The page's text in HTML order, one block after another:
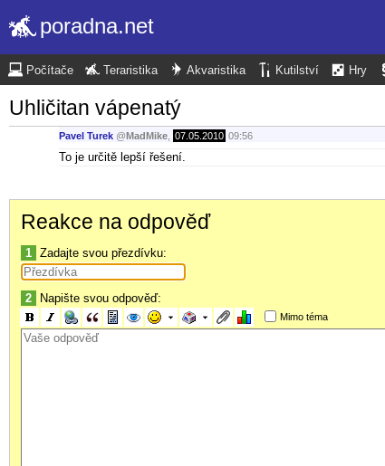
poradna.net
Počítače Teraristika Akvaristika Kutilství Hry
Uhličitan vápenatý
Pavel Turek @MadMike 07.05.2010 09:56
To je určitě lepší řešení.
Reakce na odpověď
1 Zadajte svou přezdívku:
2 Napište svou odpověď:
Mimo téma